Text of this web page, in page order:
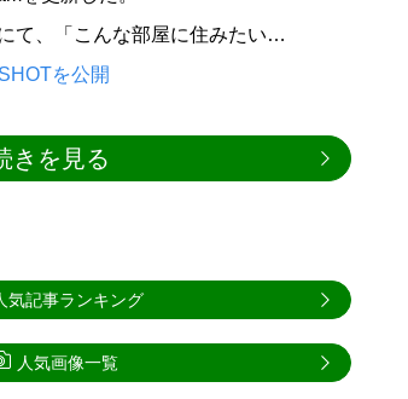
て、「こんな部屋に住みたい…
を公開
きを見る
気記事ランキング
人気画像一覧